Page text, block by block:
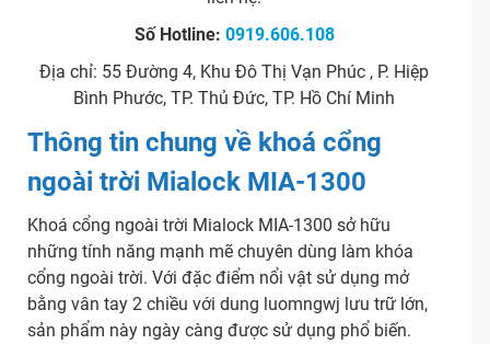
Số Hotline: 0919.606.108
Địa chỉ: 55 Đường 4, Khu Đô Thị Vạn Phúc , P. Hiệp
Bình Phước, TP. Thủ Đức, TP. Hồ Chí Minh
Thông tin chung về khoá cổng
ngoài trời Mialock MIA-1300
Khoá cổng ngoài trời Mialock MIA-1300 sở hữu
những tính năng mạnh mẽ chuyên dùng làm khóa
cổng ngoài trời. Với đặc điểm nổi vật sử dụng mở
bằng vân tay 2 chiều với dung luomngwj lưu trữ lớn,
sản phẩm này ngày càng được sử dụng phổ biến.